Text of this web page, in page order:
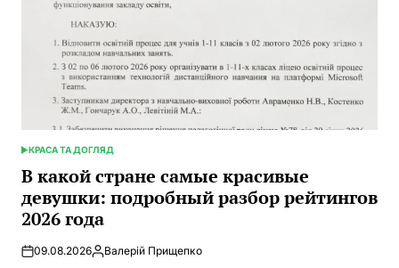
ОПУБЛИКОВАНО
В
КРАСА ТА ДОГЛЯД
В какой стране самые красивые
девушки: подробный разбор рейтингов
2026 года
09.08.2026Запись
Валерій Прищепко